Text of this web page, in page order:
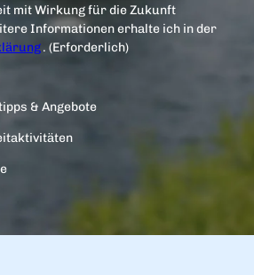
mit Wirkung für die Zukunft
Informationen erhalte ich in der
.(Erforderlich)
& Angebote